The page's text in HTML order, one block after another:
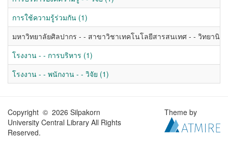
การใช้ความรู้ร่วมกัน (1)
มหาวิทยาลัยศิลปากร - - สาขาวิชาเทคโนโลยีสารสนเทศ - - วิทยานิพ
โรงงาน - - การบริหาร (1)
โรงงาน - - พนักงาน - - วิจัย (1)
Copyright © 2026 Silpakorn
University Central Library All Rights
Reserved.
Theme by